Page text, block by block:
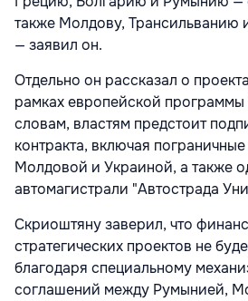
также Молдову, Трансильванию
— заявил он.
Отдельно он рассказал о
рамках европейской программы
словам, властям предстоит
контракта, включая
Молдовой и Украиной, а также
автомагистрали "Автострада
Скриоштяну заверил, что
стратегических проектов не
благодаря специальному
соглашений между Румынией,